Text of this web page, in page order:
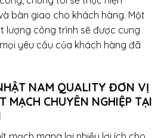
bàn giao cho khách hàng. Một
lượng công trình sẽ được cung
yêu cầu của khách hàng đã
NAM QUALITY ĐƠN VỊ
MẠCH CHUYÊN NGHIỆP TẠI